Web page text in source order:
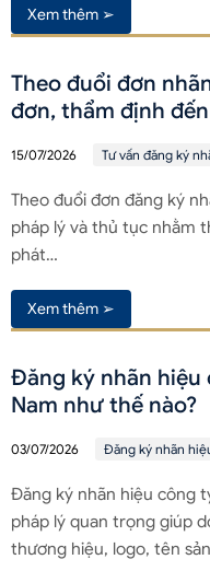
Xem thêm ➢
Theo đuổi đơn
đơn, thẩm định
15/07/2026 Tư vấn đăng ký
Theo đuổi đơn đăng ký
pháp lý và thủ tục nhằm
phát…
Xem thêm ➢
Đăng ký nhãn
Nam như thế nào?
03/07/2026 Đăng ký nhãn
Đăng ký nhãn hiệu công
pháp lý quan trọng giúp
thương hiệu, logo, tên